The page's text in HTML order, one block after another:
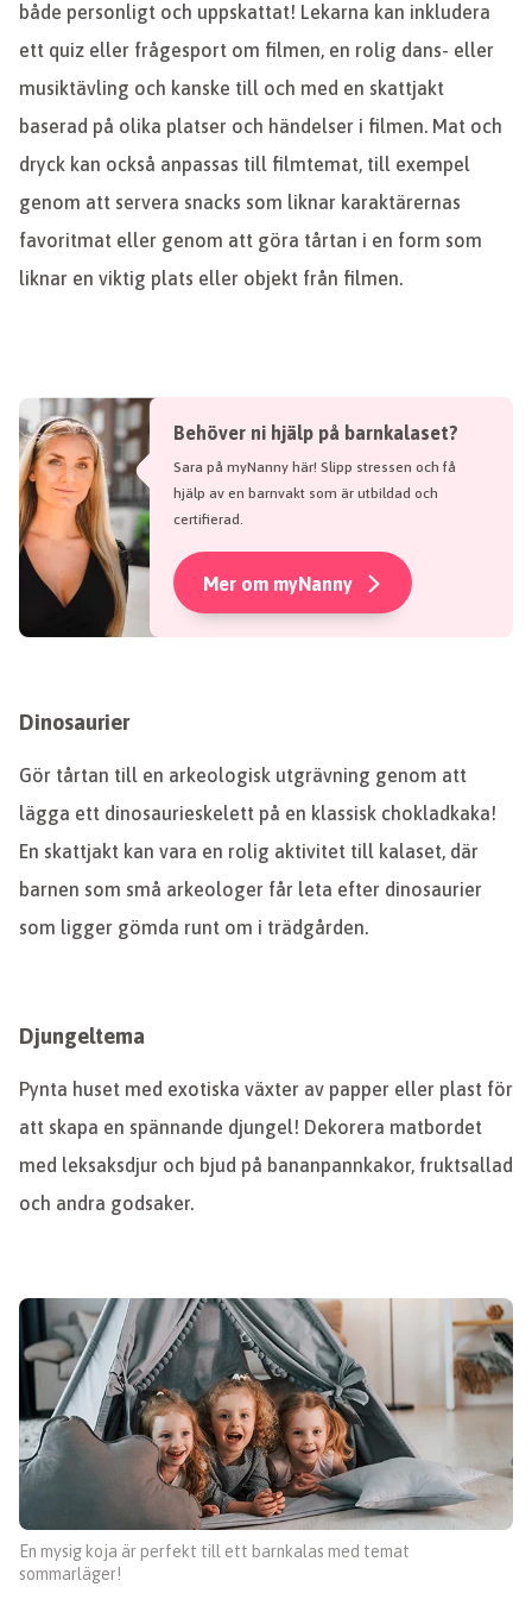
både personligt och uppskattat! Lekarna kan inkludera
ett quiz eller frågesport om filmen, en rolig dans- eller
musiktävling och kanske till och med en skattjakt
baserad på olika platser och händelser i filmen. Mat och
dryck kan också anpassas till filmtemat, till exempel
genom att servera snacks som liknar karaktärernas
favoritmat eller genom att göra tårtan i en form som
liknar en viktig plats eller objekt från filmen.
Behöver ni hjälp på barnkalaset?
Sara på myNanny här! Slipp stressen och få
hjälp av en barnvakt som är utbildad och
certifierad.
Mer om myNanny
Dinosaurier
Gör tårtan till en arkeologisk utgrävning genom att
lägga ett dinosaurieskelett på en klassisk chokladkaka!
En skattjakt kan vara en rolig aktivitet till kalaset, där
barnen som små arkeologer får leta efter dinosaurier
som ligger gömda runt om i trädgården.
Djungeltema
Pynta huset med exotiska växter av papper eller plast för
att skapa en spännande djungel! Dekorera matbordet
med leksaksdjur och bjud på bananpannkakor, fruktsallad
och andra godsaker.
En mysig koja är perfekt till ett barnkalas med temat
sommarläger!